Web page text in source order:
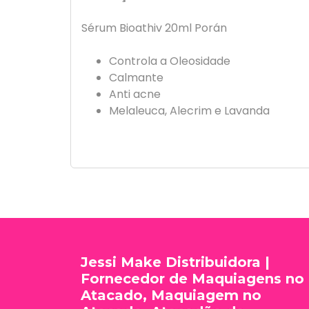
Sérum Bioathiv 20ml Porán
Controla a Oleosidade
Calmante
Anti acne
Melaleuca, Alecrim e Lavanda
Jessi Make Distribuidora |
Fornecedor de Maquiagens no
Atacado, Maquiagem no